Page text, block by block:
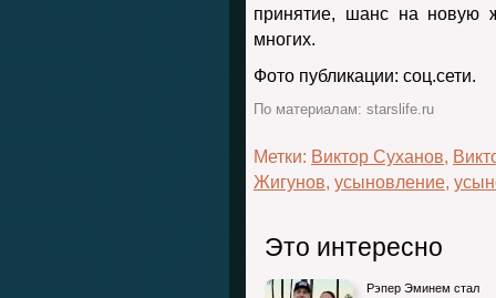
принятие, шанс на новую
многих.
Фото публикации: соц.сети.
По материалам: starslife.ru
Метки: Виктор Суханов,
Жигунов, усыновление,
Это интересно
Рэпер Эминем стал